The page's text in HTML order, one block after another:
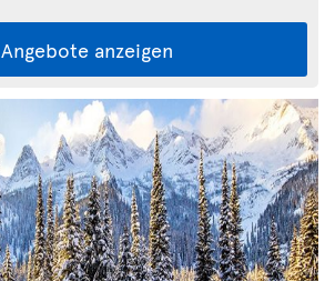
Angebote anzeigen